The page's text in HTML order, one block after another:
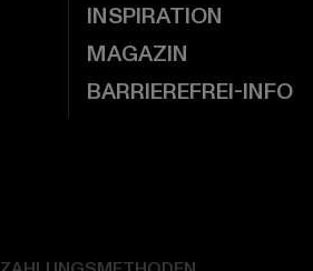
INSPIRATION
MAGAZIN
BARRIEREFREI-INFO